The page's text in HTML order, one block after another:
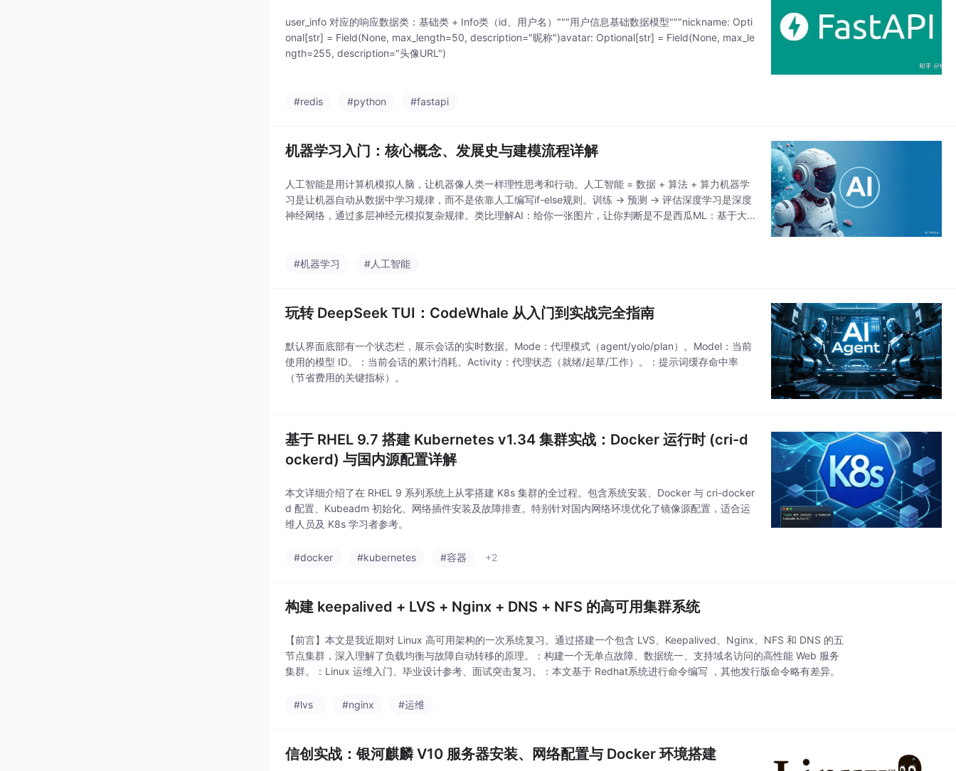
user_info 对应的响应数据类：基础类 + Info类（id、用户名）"""⽤户信息基础数据模型"""nickname: Opti
onal[str] = Field(None, max_length=50, description="昵称")avatar: Optional[str] = Field(None, max_le
ngth=255, description="头像URL")
#redis #python #fastapi
机器学习入门：核心概念、发展史与建模流程详解
人工智能是用计算机模拟人脑，让机器像人类一样理性思考和行动。人工智能 = 数据 + 算法 + 算力机器学
习是让机器自动从数据中学习规律，而不是依靠人工编写if-else规则。训练 → 预测 → 评估深度学习是深度
神经网络，通过多层神经元模拟复杂规律。类比理解AI：给你一张图片，让你判断是不是西瓜ML：基于大
#机器学习 #人工智能
玩转 DeepSeek TUI：CodeWhale 从入门到实战完全指南
默认界面底部有一个状态栏，展示会话的实时数据。Mode：代理模式（agent/yolo/plan）。Model：当前
使用的模型 ID。：当前会话的累计消耗。Activity：代理状态（就绪/起草/工作）。：提示词缓存命中率
（节省费用的关键指标）。
基于 RHEL 9.7 搭建 Kubernetes v1.34 集群实战：Docker 运行时 (cri-d
ockerd) 与国内源配置详解
本文详细介绍了在 RHEL 9 系列系统上从零搭建 K8s 集群的全过程。包含系统安装、Docker 与 cri-docker
d 配置、Kubeadm 初始化、网络插件安装及故障排查。特别针对国内网络环境优化了镜像源配置，适合运
维人员及 K8s 学习者参考。
#docker #kubernetes #容器 +2
构建 keepalived + LVS + Nginx + DNS + NFS 的高可用集群系统
【前言】本文是我近期对 Linux 高可用架构的一次系统复习。通过搭建一个包含 LVS、Keepalived、Nginx、NFS 和 DNS 的五
节点集群，深入理解了负载均衡与故障自动转移的原理。：构建一个无单点故障、数据统一、支持域名访问的高性能 Web 服务
集群。：Linux 运维入门、毕业设计参考、面试突击复习。：本文基于 Redhat系统进行命令编写 ，其他发行版命令略有差异。
#lvs #nginx #运维
信创实战：银河麒麟 V10 服务器安装、网络配置与 Docker 环境搭建